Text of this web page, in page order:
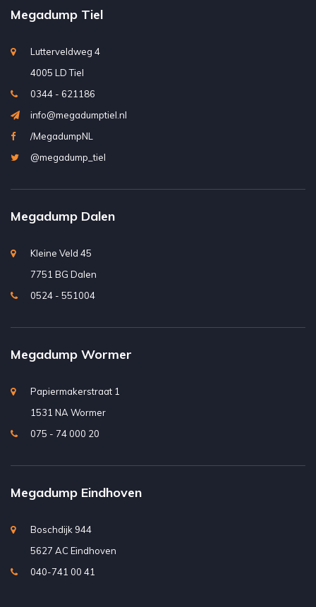
Megadump Tiel
Lutterveldweg 4
4005 LD Tiel
0344 - 621186
info@megadumptiel.nl
/MegadumpNL
@megadump_tiel
Megadump Dalen
Kleine Veld 45
7751 BG Dalen
0524 - 551004
Megadump Wormer
Papiermakerstraat 1
1531 NA Wormer
075 - 74 000 20
Megadump Eindhoven
Boschdijk 944
5627 AC Eindhoven
040-741 00 41